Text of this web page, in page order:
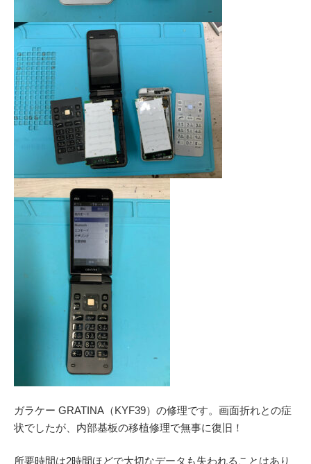
ガラケー GRATINA（KYF39）の修理です。画面折れとの症
状でしたが、内部基板の移植修理で無事に復旧！
所要時間は2時間ほどで大切なデータも失われることはあり